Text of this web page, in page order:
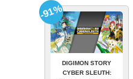
DIGIMON STORY
CYBER SLEUTH:
-91%